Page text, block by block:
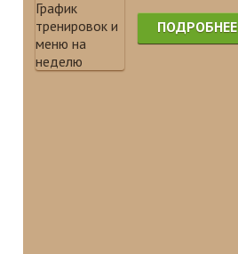
ПОДРОБНЕЕ